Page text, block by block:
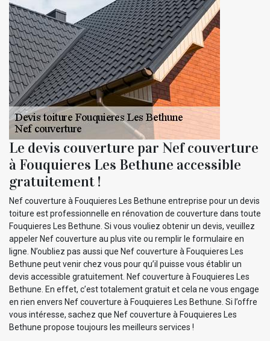
Le devis couverture par Nef couverture
à Fouquieres Les Bethune accessible
gratuitement !
Nef couverture à Fouquieres Les Bethune entreprise pour un devis
toiture est professionnelle en rénovation de couverture dans toute
Fouquieres Les Bethune. Si vous vouliez obtenir un devis, veuillez
appeler Nef couverture au plus vite ou remplir le formulaire en
ligne. N’oubliez pas aussi que Nef couverture à Fouquieres Les
Bethune peut venir chez vous pour qu’il puisse vous établir un
devis accessible gratuitement. Nef couverture à Fouquieres Les
Bethune. En effet, c’est totalement gratuit et cela ne vous engage
en rien envers Nef couverture à Fouquieres Les Bethune. Si l’offre
vous intéresse, sachez que Nef couverture à Fouquieres Les
Bethune propose toujours les meilleurs services !